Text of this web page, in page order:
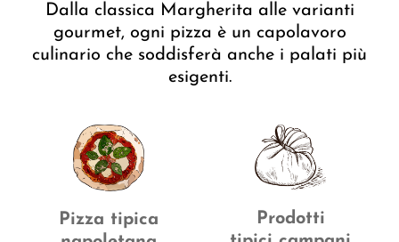
Dalla classica Margherita alle varianti
gourmet, ogni pizza è un capolavoro
culinario che soddisferà anche i palati più
esigenti.
Pizza tipica
Prodotti